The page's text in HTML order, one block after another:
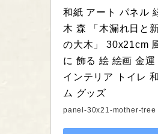
和紙 アート パネル
木 森 「木漏れ日と
の大木」 30x21cm
に 飾る 絵 絵画 金運
インテリア トイレ
ム グッズ
panel-30x21-mother-tree